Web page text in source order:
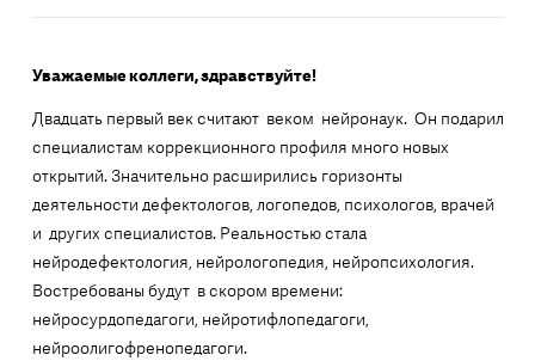
Уважаемые коллеги, здравствуйте!
Двадцать первый век считают веком нейронаук. Он подарил
специалистам коррекционного профиля много новых
открытий. Значительно расширились горизонты
деятельности дефектологов, логопедов, психологов, врачей
и других специалистов. Реальностью стала
нейродефектология, нейрологопедия, нейропсихология.
Востребованы будут в скором времени:
нейросурдопедагоги, нейротифлопедагоги,
нейроолигофренопедагоги.